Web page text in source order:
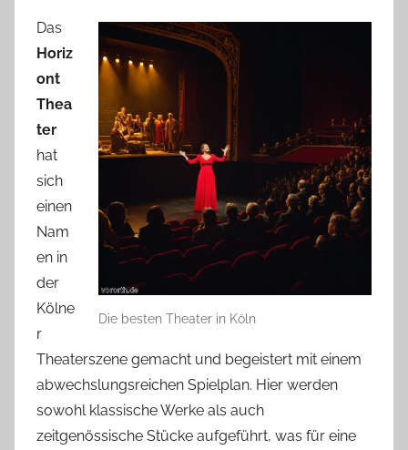
Die besten Theater in Köln
Das
Horiz
ont
Thea
ter
hat
sich
einen
Nam
en in
der
Kölne
r
Theaterszene gemacht und begeistert mit einem
abwechslungsreichen Spielplan. Hier werden
sowohl klassische Werke als auch
zeitgenössische Stücke aufgeführt, was für eine